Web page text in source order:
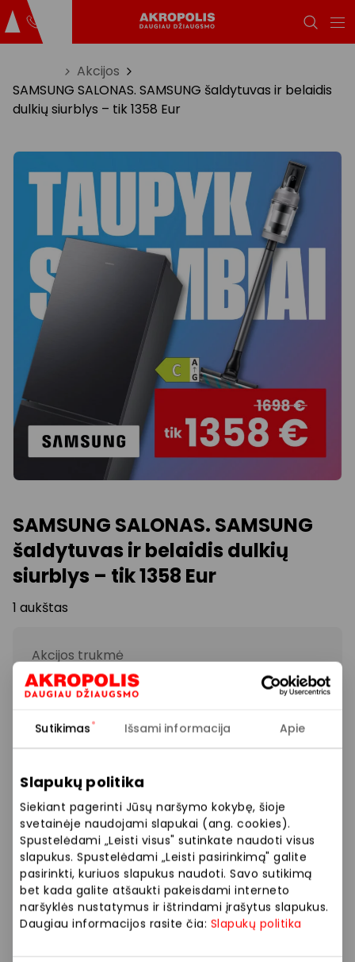
Sutikimas Išsami informacija Apie
Slapukų politika
Siekiant pagerinti Jūsų naršymo kokybę, šioje
svetainėje naudojami slapukai (ang. cookies).
Spustelėdami „Leisti visus" sutinkate naudoti visus
slapukus. Spustelėdami „Leisti pasirinkimą" galite
pasirinkti, kuriuos slapukus naudoti. Savo sutikimą
bet kada galite atšaukti pakeisdami interneto
naršyklės nustatymus ir ištrindami įrašytus slapukus.
Daugiau informacijos rasite čia: Slapukų politika
Akcijos
SAMSUNG SALONAS. SAMSUNG šaldytuvas ir belaidis
dulkių siurblys – tik 1358 Eur
SAMSUNG SALONAS. SAMSUNG
šaldytuvas ir belaidis dulkių
siurblys – tik 1358 Eur
1 aukštas
Akcijos trukmė
Nuo 2026.04.13iki2026.05.03
Rodyti lokaciją žemėlapyje
Šaldytuvas su SmartThings funkcija 999 Eur +
Bespoke AI Jet Lite Grey siurblys-šluota 699 Eur –
340 Eur nuolaida perkant kartu = komplektas 1358
Eur
Pasiūlymas galioja 2026 04 13-05 03 Vilniaus ir
Klaipėdos AKROPOLIO SAMSUNG salone,
pirkdami šaldytuvą ir belaidį dulkių siurblį kartu